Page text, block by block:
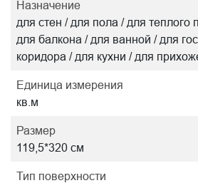
Назначение
для стен / для пола / для теплого
для балкона / для ванной / для
коридора / для кухни / для
Единица измерения
кв.м
Размер
119,5*320 см
Тип поверхности